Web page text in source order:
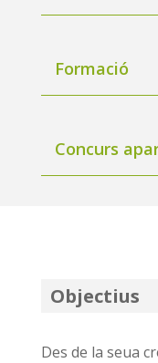
Formació
Concurs
Objectius
Des de la seua